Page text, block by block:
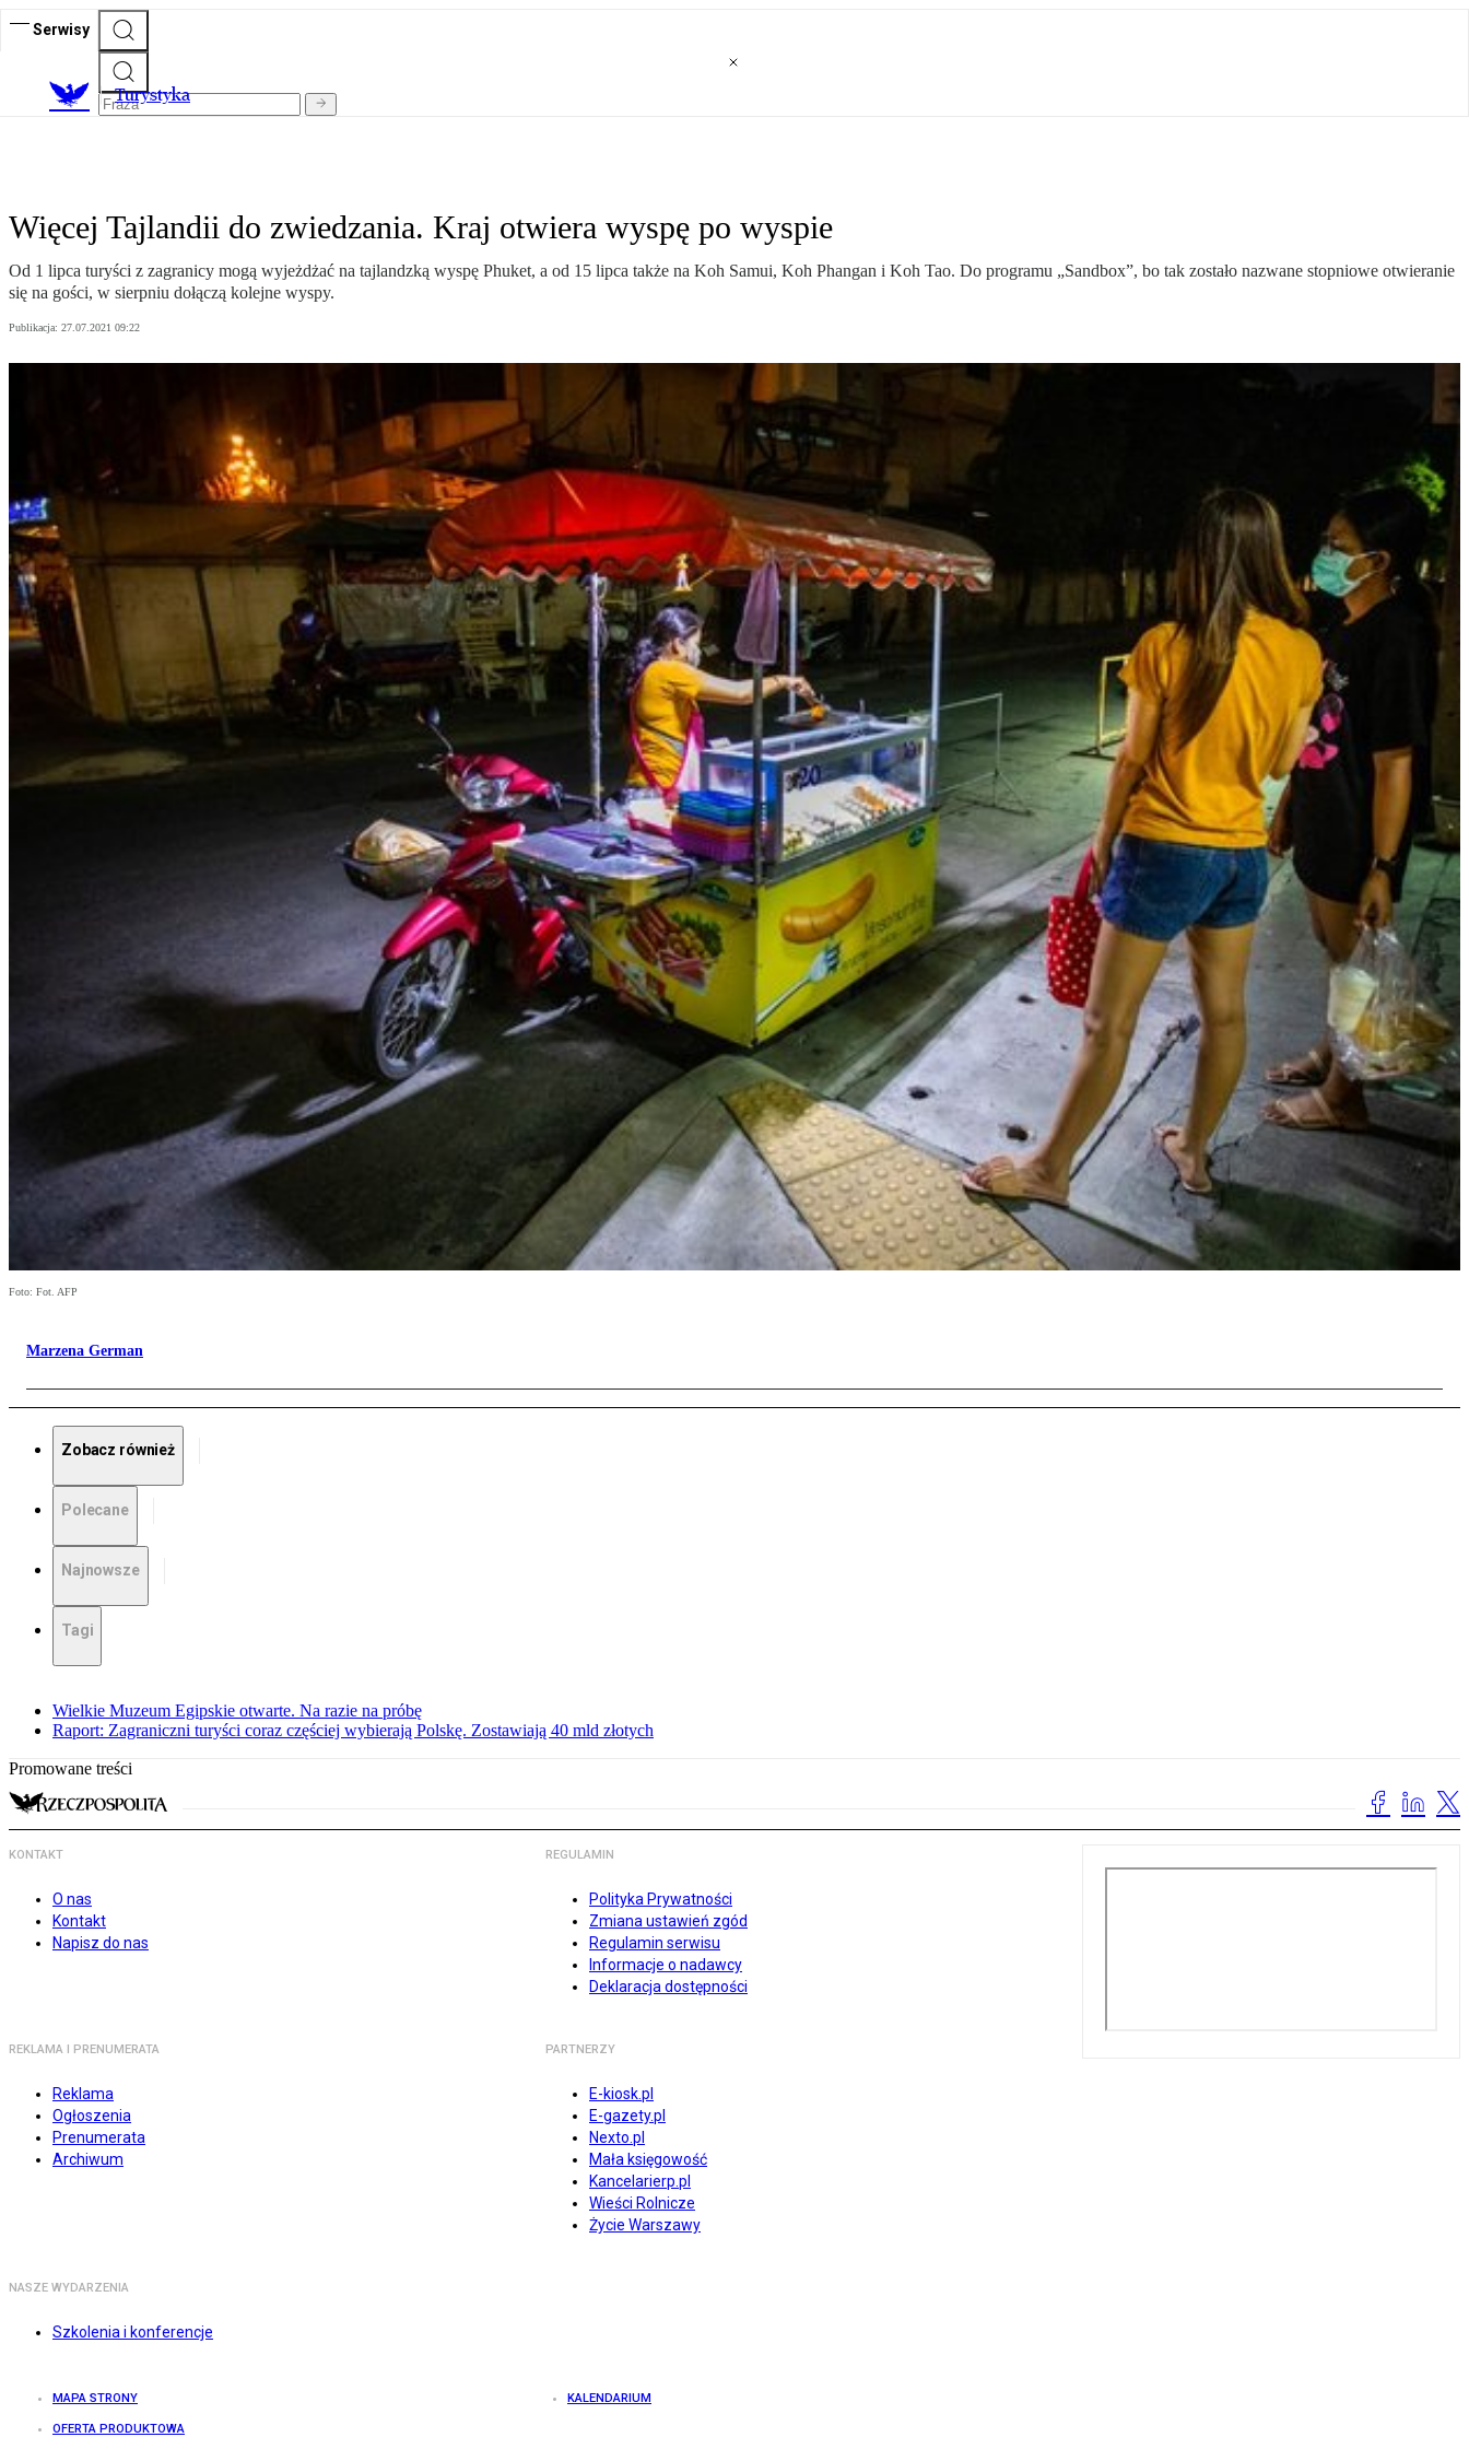
Serwisy
Turystyka
Więcej Tajlandii do zwiedzania. Kraj otwiera wyspę po wyspie
Od 1 lipca turyści z zagranicy mogą wyjeżdżać na tajlandzką wyspę Phuket, a od 15 lipca także na Koh Samui, Koh Phangan i Koh Tao. Do programu „Sandbox”, bo tak zostało nazwane stopniowe otwieranie
się na gości, w sierpniu dołączą kolejne wyspy.
Publikacja: 27.07.2021 09:22
Foto: Fot. AFP
Marzena German
Zobacz również
Polecane
Najnowsze
Tagi
Wielkie Muzeum Egipskie otwarte. Na razie na próbę
Raport: Zagraniczni turyści coraz częściej wybierają Polskę. Zostawiają 40 mld złotych
Promowane treści
KONTAKT
O nas
Kontakt
Napisz do nas
REGULAMIN
Polityka Prywatności
Zmiana ustawień zgód
Regulamin serwisu
Informacje o nadawcy
Deklaracja dostępności
REKLAMA I PRENUMERATA
Reklama
Ogłoszenia
Prenumerata
Archiwum
PARTNERZY
E-kiosk.pl
E-gazety.pl
Nexto.pl
Mała księgowość
Kancelarierp.pl
Wieści Rolnicze
Życie Warszawy
NASZE WYDARZENIA
Szkolenia i konferencje
MAPA STRONY KALENDARIUM
OFERTA PRODUKTOWA